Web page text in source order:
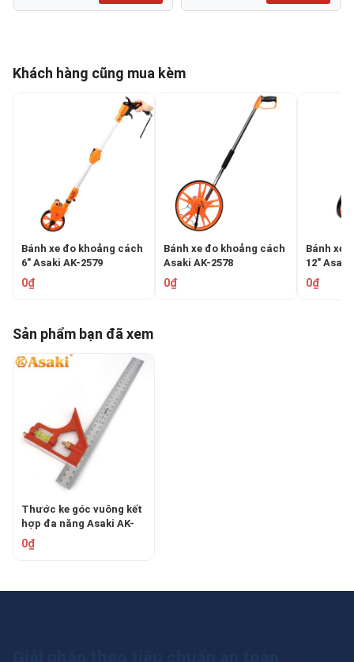
Khách hàng cũng mua kèm
Bánh xe đo khoảng cách
6" Asaki AK-2579
0₫
Bánh xe đo khoảng cách
Asaki AK-2578
0₫
Bánh xe
12" Asaki
0₫
Sản phẩm bạn đã xem
Thước ke góc vuông kết
hợp đa năng Asaki AK-
2592
0₫